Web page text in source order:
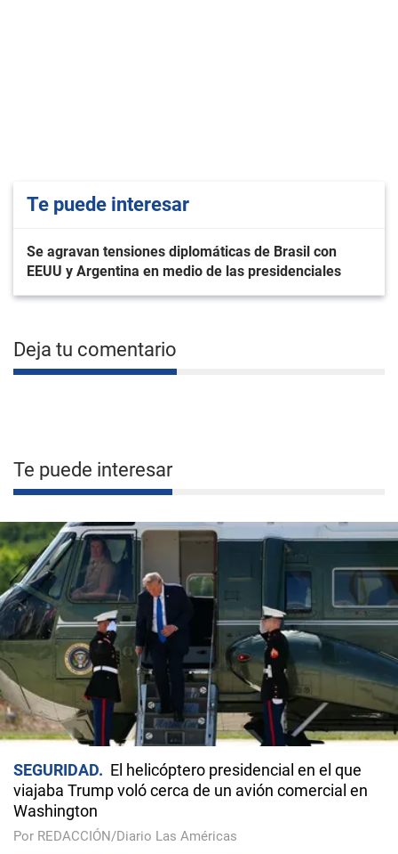
Te puede interesar
Se agravan tensiones diplomáticas de Brasil con
EEUU y Argentina en medio de las presidenciales
Deja tu comentario
Te puede interesar
SEGURIDAD
El helicóptero presidencial en el que
viajaba Trump voló cerca de un avión comercial en
Washington
Por REDACCIÓN/Diario Las Américas